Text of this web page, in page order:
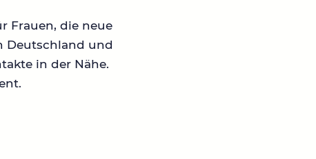
Frauen, die neue
Deutschland und
in der Nähe.